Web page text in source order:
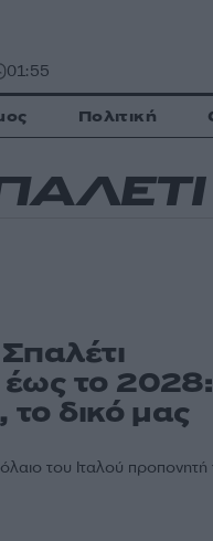
01:55
Πολιτική
έως το
το δικό μας
του Ιταλού προπονητή